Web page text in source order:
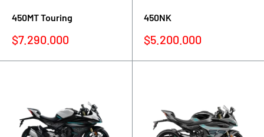
450MT Touring
Precio
venta
$7.290.000
450NK
Precio
venta
$5.200.000